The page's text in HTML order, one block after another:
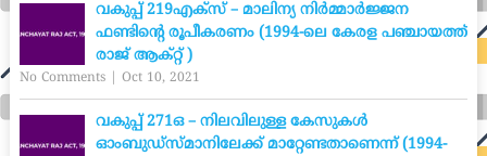
വകുപ്പ് 219എക്സ് – മാലിന്യ നിർമ്മാർജ്ജന
ഫണ്ടിന്റെ രൂപീകരണം (1994-ലെ കേരള പഞ്ചായത്ത്
രാജ് ആക്റ്റ് )
No Comments| Oct 10, 2021
വകുപ്പ് 271ഒ – നിലവിലുള്ള കേസുകൾ
ഓംബുഡ്സ്മാനിലേക്ക് മാറ്റേണ്ടതാണെന്ന് (1994-